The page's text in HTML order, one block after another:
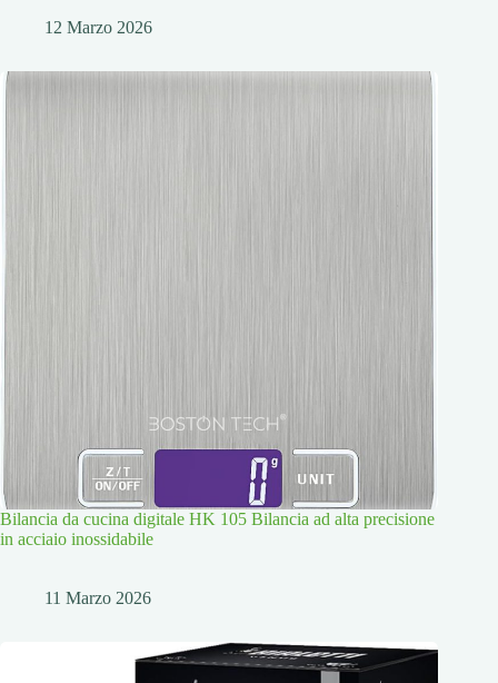
12 Marzo 2026
Bilancia da cucina digitale HK 105 Bilancia ad alta precisione
in acciaio inossidabile
11 Marzo 2026